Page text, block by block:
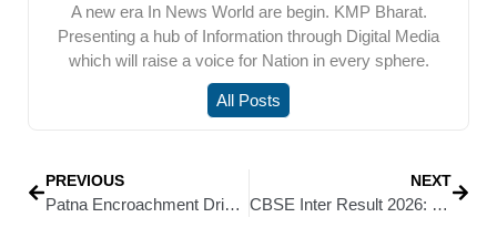
A new era In News World are begin. KMP Bharat.
Presenting a hub of Information through Digital Media
which will raise a voice for Nation in every sphere.
All Posts
PREVIOUS
Patna Encroachment Drive: पटना में अतिक्रमण पर प्रशासन का बड़ा प्रहार : नौवें दिन भी चला मेगा अभियान, 15 से अधिक मकान ध्वस्त
NEXT
CBSE Inter Result 2026: बिहार पब्लिक स्कूल के 6 विद्यार्थियों ने हासिल किए 90% से अधिक अंक, विद्यालय में खुशी का माहौल